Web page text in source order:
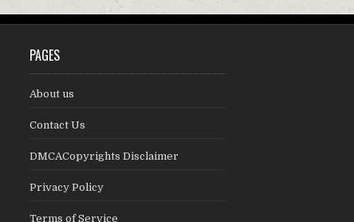
PAGES
About us
Contact Us
DMCACopyrights Disclaimer
Privacy Policy
Terms of Service